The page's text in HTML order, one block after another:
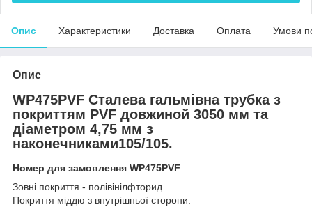
Опис Характеристики Доставка Оплата Умови
Опис
WP475PVF Сталева гальмівна трубка з
покриттям PVF довжиной 3050 мм та
діаметром 4,75 мм з
наконечниками105/105.
Номер для замовлення WP475PVF
Зовні покриття - полівінілфторид.
Покриття міддю з внутрішньої сторони.